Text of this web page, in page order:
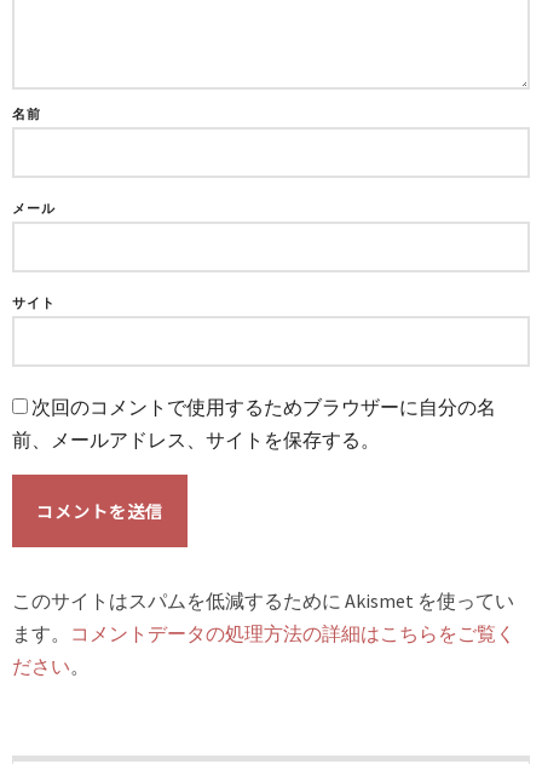
名前
メール
サイト
次回のコメントで使用するためブラウザーに自分の名
前、メールアドレス、サイトを保存する。
このサイトはスパムを低減するために Akismet を使ってい
ます。 コメントデータの処理方法の詳細はこちらをご覧く
ださい。